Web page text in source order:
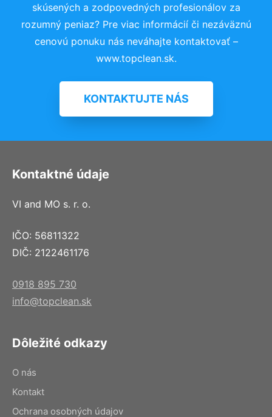
skúsených a zodpovedných profesionálov za
rozumný peniaz? Pre viac informácií či nezáväznú
cenovú ponuku nás neváhajte kontaktovať –
www.topclean.sk.
KONTAKTUJTE NÁS
Kontaktné údaje
VI and MO s. r. o.
IČO: 56811322
DIČ: 2122461176
0918 895 730
info@topclean.sk
Dôležité odkazy
O nás
Kontakt
Ochrana osobných údajov